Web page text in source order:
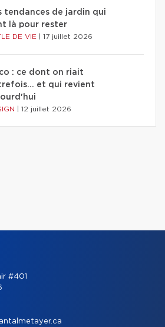
tendances de jardin qui
là pour rester
DE VIE 17 juillet 2026
: ce dont on riait
et qui revient
12 juillet 2026
#401